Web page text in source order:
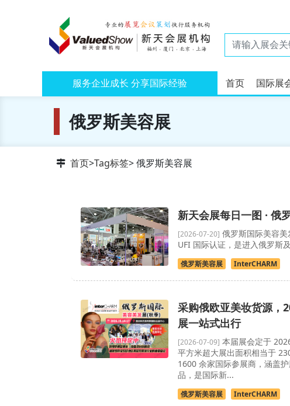
服务企业成长 分享国际经验 首页 国际展
俄罗斯美容展
首页>Tag标签> 俄罗斯美容展
新天会展每日一图 ·
[2026-07-20] 俄罗斯国际美容
UFI 国际认证，是进入俄罗斯
俄罗斯美容展 InterCHARM
采购俄欧亚美妆货源，
展一站式出行
[2026-07-09] 本届展会定于
平方米超大展出面积相当于
1600 余家国际参展商，涵盖
品，是国际新...
俄罗斯美容展 InterCHARM